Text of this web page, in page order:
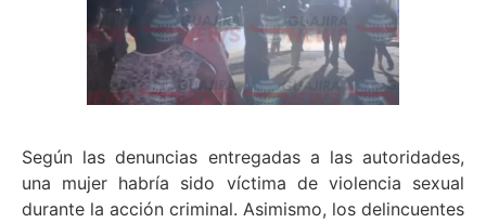
Según las denuncias entregadas a las autoridades,
una mujer habría sido víctima de violencia sexual
durante la acción criminal. Asimismo, los delincuentes